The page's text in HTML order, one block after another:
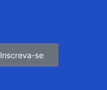
Inscreva-se